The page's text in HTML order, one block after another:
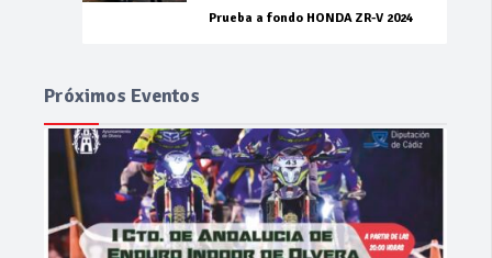
Prueba a fondo HONDA ZR-V 2024
Próximos Eventos